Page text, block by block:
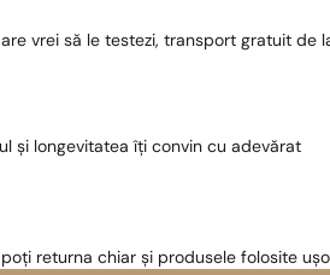
vrei să le testezi, transport gratuit de
și longevitatea îți convin cu adevărat
returna chiar și produsele folosite